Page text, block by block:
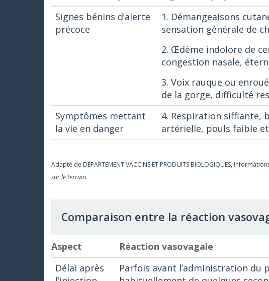
Signes bénins d’alerte
précoce
1. Démangeaisons
sensation générale de
2. Œdème indolore de
congestion nasale,
3. Voix rauque ou
de la gorge, difficulté
Symptômes mettant
la vie en danger
4. Respiration sifflante,
artérielle, pouls faible
Adapté de DÉPARTEMENT VACCINS ET PRODUITS BIOLOGIQUES,
sur le terrain.
Comparaison entre la réaction
Aspect Réaction vasovagale
Délai après
Parfois avant l’administration du